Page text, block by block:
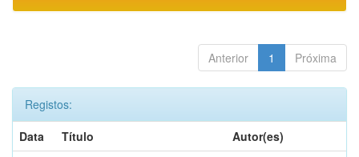
Anterior 1 Próxima
Registos:
Data
Título
Autor(es)